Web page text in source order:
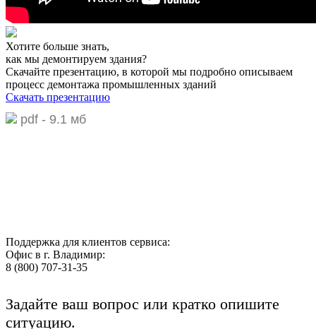
Хотите больше знать,
как мы демонтируем здания?
Скачайте презентацию, в которой мы подробно описываем
процесс демонтажа промышленных зданий
Скачать презентацию
pdf - 9.1 мб
Поддержка для клиентов сервиса:
Офис в г. Владимир:
8 (800) 707-31-35
Задайте ваш вопрос или кратко опишите
ситуацию.